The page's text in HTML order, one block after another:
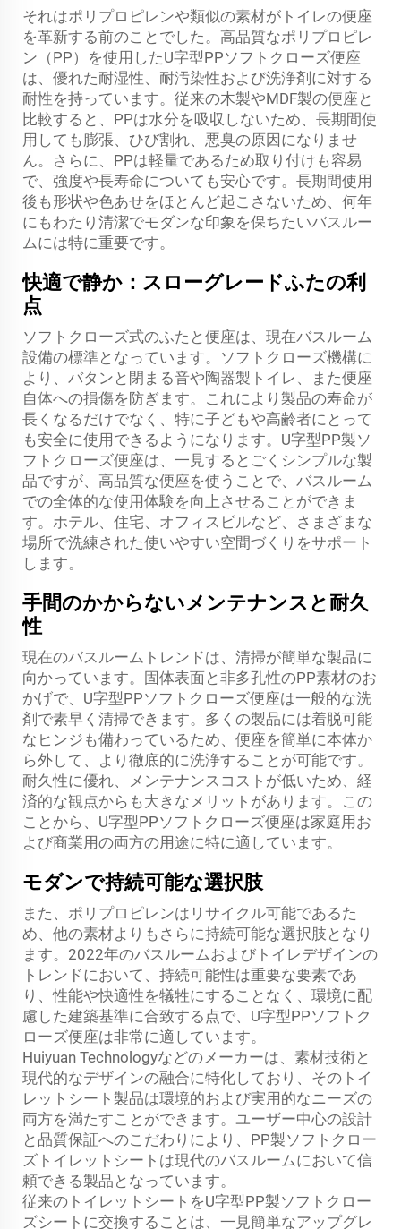
それはポリプロピレンや類似の素材がトイレの便座
を革新する前のことでした。高品質なポリプロピレ
ン（PP）を使用したU字型PPソフトクローズ便座
は、優れた耐湿性、耐汚染性および洗浄剤に対する
耐性を持っています。従来の木製やMDF製の便座と
比較すると、PPは水分を吸収しないため、長期間使
用しても膨張、ひび割れ、悪臭の原因になりませ
ん。さらに、PPは軽量であるため取り付けも容易
で、強度や長寿命についても安心です。長期間使用
後も形状や色あせをほとんど起こさないため、何年
にもわたり清潔でモダンな印象を保ちたいバスルー
ムには特に重要です。
快適で静か：スローグレードふたの利
点
ソフトクローズ式のふたと便座は、現在バスルーム
設備の標準となっています。ソフトクローズ機構に
より、バタンと閉まる音や陶器製トイレ、また便座
自体への損傷を防ぎます。これにより製品の寿命が
長くなるだけでなく、特に子どもや高齢者にとって
も安全に使用できるようになります。U字型PP製ソ
フトクローズ便座は、一見するとごくシンプルな製
品ですが、高品質な便座を使うことで、バスルーム
での全体的な使用体験を向上させることができま
す。ホテル、住宅、オフィスビルなど、さまざまな
場所で洗練された使いやすい空間づくりをサポート
します。
手間のかからないメンテナンスと耐久
性
現在のバスルームトレンドは、清掃が簡単な製品に
向かっています。固体表面と非多孔性のPP素材のお
かげで、U字型PPソフトクローズ便座は一般的な洗
剤で素早く清掃できます。多くの製品には着脱可能
なヒンジも備わっているため、便座を簡単に本体か
ら外して、より徹底的に洗浄することが可能です。
耐久性に優れ、メンテナンスコストが低いため、経
済的な観点からも大きなメリットがあります。この
ことから、U字型PPソフトクローズ便座は家庭用お
よび商業用の両方の用途に特に適しています。
モダンで持続可能な選択肢
また、ポリプロピレンはリサイクル可能であるた
め、他の素材よりもさらに持続可能な選択肢となり
ます。2022年のバスルームおよびトイレデザインの
トレンドにおいて、持続可能性は重要な要素であ
り、性能や快適性を犠牲にすることなく、環境に配
慮した建築基準に合致する点で、U字型PPソフトク
ローズ便座は非常に適しています。
Huiyuan Technologyなどのメーカーは、素材技術と
現代的なデザインの融合に特化しており、そのトイ
レットシート製品は環境的および実用的なニーズの
両方を満たすことができます。ユーザー中心の設計
と品質保証へのこだわりにより、PP製ソフトクロー
ズトイレットシートは現代のバスルームにおいて信
頼できる製品となっています。
従来のトイレットシートをU字型PP製ソフトクロー
ズシートに交換することは、一見簡単なアップグレ